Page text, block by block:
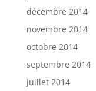
décembre 2014
novembre 2014
octobre 2014
septembre 2014
juillet 2014